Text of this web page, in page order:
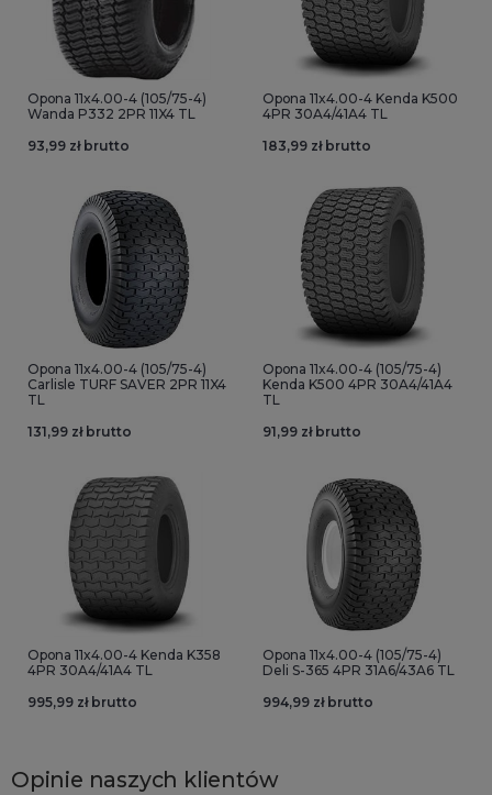
Opona 11x4.00-4 (105/75-4)
Wanda P332 2PR 11X4 TL
93,99 zł brutto
Opona 11x4.00-4 Kenda K500
4PR 30A4/41A4 TL
183,99 zł brutto
Opona 11x4.00-4 (105/75-4)
Carlisle TURF SAVER 2PR 11X4
TL
131,99 zł brutto
Opona 11x4.00-4 (105/75-4)
Kenda K500 4PR 30A4/41A4
TL
91,99 zł brutto
Opona 11x4.00-4 Kenda K358
4PR 30A4/41A4 TL
995,99 zł brutto
Opona 11x4.00-4 (105/75-4)
Deli S-365 4PR 31A6/43A6 TL
994,99 zł brutto
Opinie naszych klientów